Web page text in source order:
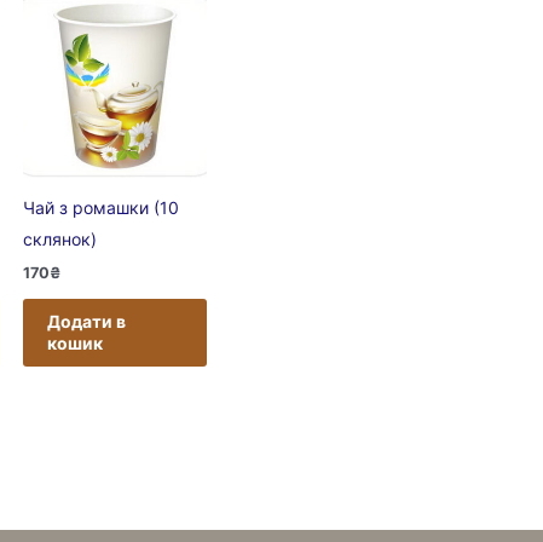
Чай з ромашки (10
склянок)
170₴
Додати в
кошик